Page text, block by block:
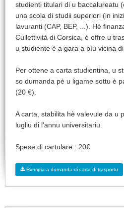
studienti titulari di u baccalureatu
una scola di studii superiori (in
lavuranti (CAP, BEP, ...). Hè
Cullettività di Corsica, è offre u
u studiente è a gara a pìu vicina di
Per ottene a carta studientina, u
so dumanda pè u ligame sottu è
(20 €).
A carta, stabilita hè valevule da u
lugliu di l'annu universitariu.
Spese di cartulare : 20€
Riempia a dumanda di carta di trasportu